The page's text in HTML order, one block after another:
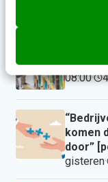
Geef
08:00·
komen
door”
gisteren·